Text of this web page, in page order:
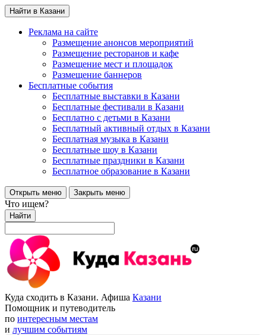
Найти в Казани
Реклама на сайте
Размещение анонсов мероприятий
Размещение ресторанов и кафе
Размещение мест и площадок
Размещение баннеров
Бесплатные события
Бесплатные выставки в Казани
Бесплатные фестивали в Казани
Бесплатно с детьми в Казани
Бесплатный активный отдых в Казани
Бесплатная музыка в Казани
Бесплатные шоу в Казани
Бесплатные праздники в Казани
Бесплатное образование в Казани
Открыть меню Закрыть меню
Что ищем?
Найти
Куда сходить в Казани. Афиша Казани
Помощник и путеводитель
по интересным местам
и лучшим событиям